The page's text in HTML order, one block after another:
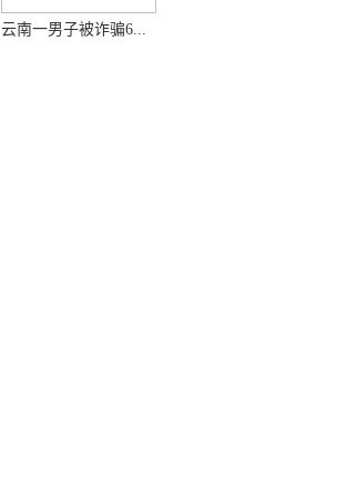
云南一男子被诈骗6...